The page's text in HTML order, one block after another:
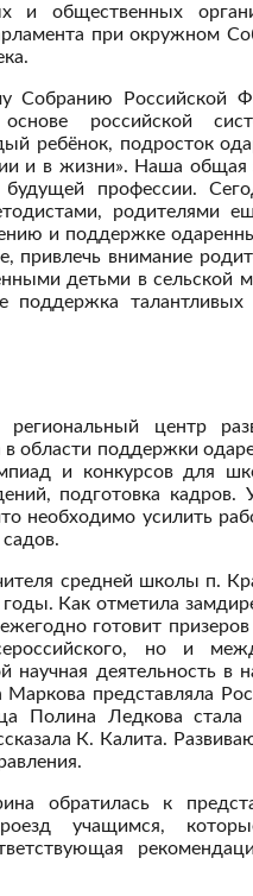
и общественных
при окружном
Собранию Российской
российской
ребёнок, подросток
и в жизни». Наша общая
профессии.
родителями
и поддержке
привлечь внимание
детьми в сельской
талантливых
центр
в области поддержки
и конкурсов для
подготовка
необходимо усилить
средней школы п.
Как отметила
готовит
но и
научная деятельность
представляла
Полина Ледкова стала
К. Калита.
обратилась к
учащимся,